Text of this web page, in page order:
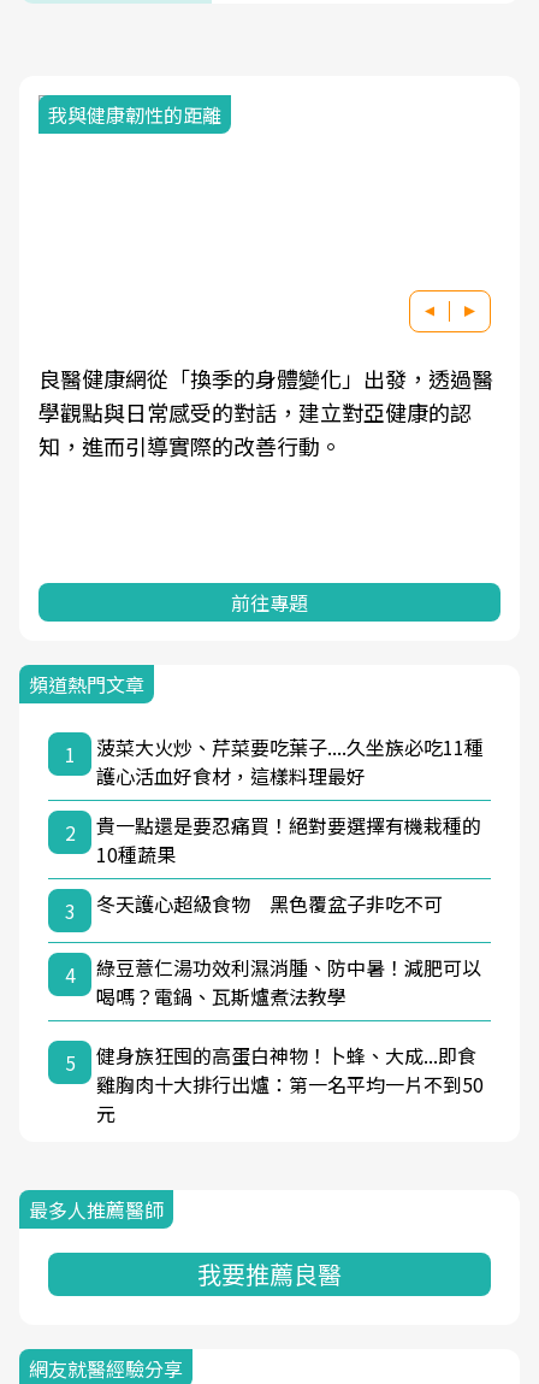
我與健康韌性的距離
良醫健康網從「換季的身體變化」出發，透過醫
學觀點與日常感受的對話，建立對亞健康的認
知，進而引導實際的改善行動。
前往專題
頻道熱門文章
1
菠菜大火炒、芹菜要吃葉子....久坐族必吃11種
護心活血好食材，這樣料理最好
2
貴一點還是要忍痛買！絕對要選擇有機栽種的
10種蔬果
3
冬天護心超級食物 黑色覆盆子非吃不可
4
綠豆薏仁湯功效利濕消腫、防中暑！減肥可以
喝嗎？電鍋、瓦斯爐煮法教學
5
健身族狂囤的高蛋白神物！卜蜂、大成...即食
雞胸肉十大排行出爐：第一名平均一片不到50
元
最多人推薦醫師
我要推薦良醫
網友就醫經驗分享